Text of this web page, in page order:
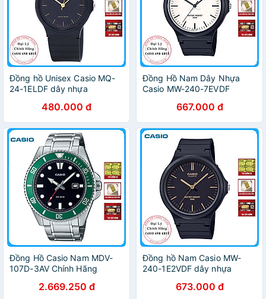
Đồng hồ Unisex Casio MQ-
24-1ELDF dây nhựa
480.000 đ
Đồng Hồ Nam Dây Nhựa
Casio MW-240-7EVDF
667.000 đ
Đồng Hồ Casio Nam MDV-
107D-3AV Chính Hãng
2.669.250 đ
Đồng hồ Nam Casio MW-
240-1E2VDF dây nhựa
673.000 đ